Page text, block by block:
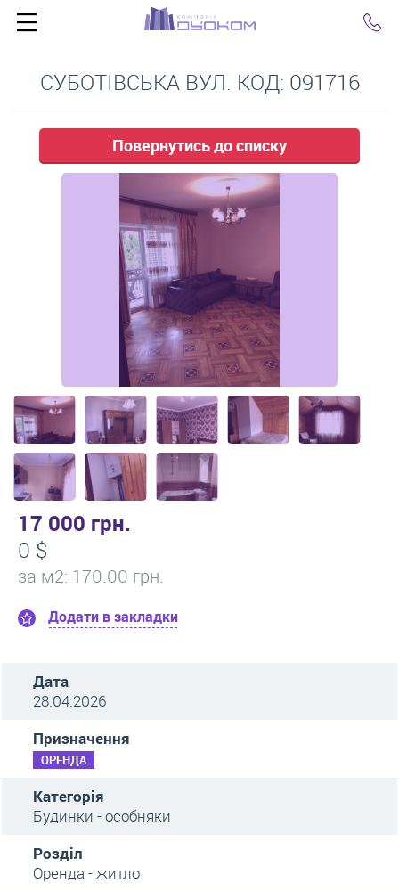
СУБОТІВСЬКА ВУЛ. КОД: 091716
Повернутись до списку
17 000 грн.
0 $
за м2: 170.00 грн.
Додати в закладки
Дата
28.04.2026
Призначення
ОРЕНДА
Категорія
Будинки - особняки
Розділ
Оренда - житло